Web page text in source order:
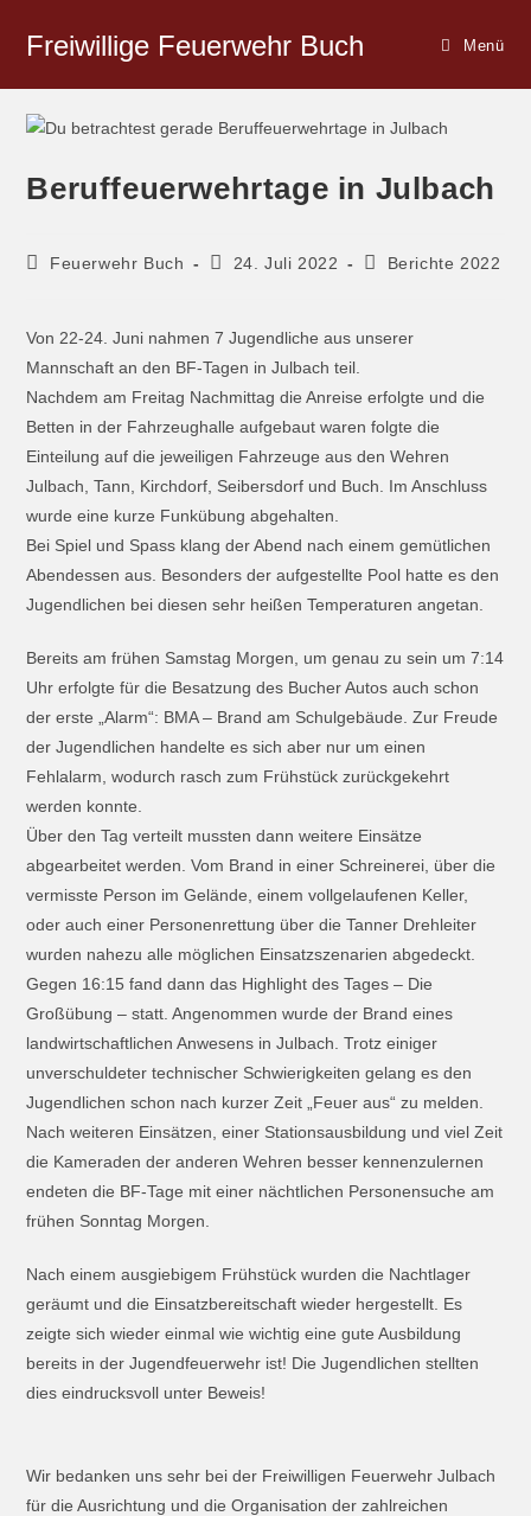
Freiwillige Feuerwehr Buch Menü
Beruffeuerwehrtage in Julbach
Feuerwehr Buch 24. Juli 2022 Berichte 2022
Von 22-24. Juni nahmen 7 Jugendliche aus unserer
Mannschaft an den BF-Tagen in Julbach teil.
Nachdem am Freitag Nachmittag die Anreise erfolgte und die
Betten in der Fahrzeughalle aufgebaut waren folgte die
Einteilung auf die jeweiligen Fahrzeuge aus den Wehren
Julbach, Tann, Kirchdorf, Seibersdorf und Buch. Im Anschluss
wurde eine kurze Funkübung abgehalten.
Bei Spiel und Spass klang der Abend nach einem gemütlichen
Abendessen aus. Besonders der aufgestellte Pool hatte es den
Jugendlichen bei diesen sehr heißen Temperaturen angetan.
Bereits am frühen Samstag Morgen, um genau zu sein um 7:14
Uhr erfolgte für die Besatzung des Bucher Autos auch schon
der erste „Alarm“: BMA – Brand am Schulgebäude. Zur Freude
der Jugendlichen handelte es sich aber nur um einen
Fehlalarm, wodurch rasch zum Frühstück zurückgekehrt
werden konnte.
Über den Tag verteilt mussten dann weitere Einsätze
abgearbeitet werden. Vom Brand in einer Schreinerei, über die
vermisste Person im Gelände, einem vollgelaufenen Keller,
oder auch einer Personenrettung über die Tanner Drehleiter
wurden nahezu alle möglichen Einsatzszenarien abgedeckt.
Gegen 16:15 fand dann das Highlight des Tages – Die
Großübung – statt. Angenommen wurde der Brand eines
landwirtschaftlichen Anwesens in Julbach. Trotz einiger
unverschuldeter technischer Schwierigkeiten gelang es den
Jugendlichen schon nach kurzer Zeit „Feuer aus“ zu melden.
Nach weiteren Einsätzen, einer Stationsausbildung und viel Zeit
die Kameraden der anderen Wehren besser kennenzulernen
endeten die BF-Tage mit einer nächtlichen Personensuche am
frühen Sonntag Morgen.
Nach einem ausgiebigem Frühstück wurden die Nachtlager
geräumt und die Einsatzbereitschaft wieder hergestellt. Es
zeigte sich wieder einmal wie wichtig eine gute Ausbildung
bereits in der Jugendfeuerwehr ist! Die Jugendlichen stellten
dies eindrucksvoll unter Beweis!
Wir bedanken uns sehr bei der Freiwilligen Feuerwehr Julbach
für die Ausrichtung und die Organisation der zahlreichen